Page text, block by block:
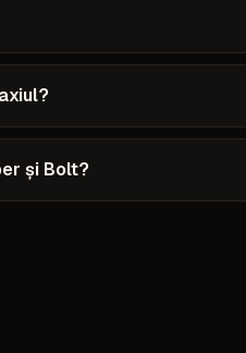
și Bolt?